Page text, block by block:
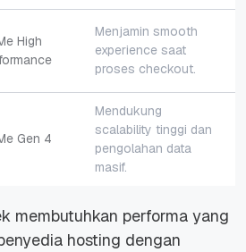
High
Menjamin smooth
experience saat
proses checkout.
Gen 4
Mendukung
scalability tinggi dan
pengolahan data
masif.
membutuhkan performa yang
hosting dengan